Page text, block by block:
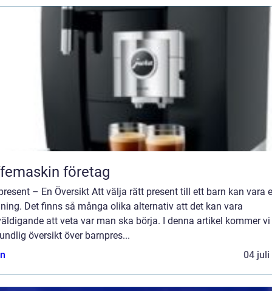
företag
– En Översikt Att välja rätt present till ett barn kan vara
Det finns så många olika alternativ att det kan vara
att veta var man ska börja. I denna artikel kommer vi
översikt över barnpres...
04 juli